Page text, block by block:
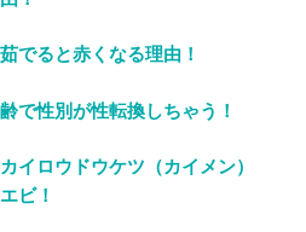
でると赤くなる理由！
で性別が性転換しちゃう！
イロウドウケツ（カイメン）
ビ！